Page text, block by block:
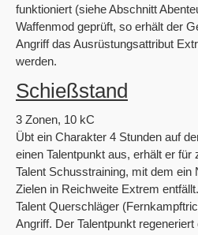
funktioniert (siehe Abschnitt
Waffenmod geprüft, so erhält der
Angriff das Ausrüstungsattribut
werden.
Schießstand
3 Zonen, 10 kC
Übt ein Charakter 4 Stunden auf
einen Talentpunkt aus, erhält er für
Talent Schusstraining, mit dem ein
Zielen in Reichweite Extrem
Talent Querschläger
Angriff. Der Talentpunkt